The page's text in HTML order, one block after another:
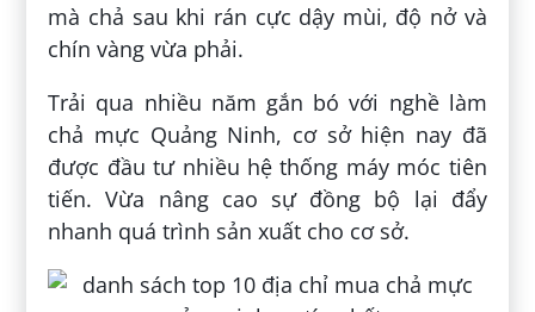
mà chả sau khi rán cực dậy mùi, độ nở và
chín vàng vừa phải.
Trải qua nhiều năm gắn bó với nghề làm
chả mực Quảng Ninh, cơ sở hiện nay đã
được đầu tư nhiều hệ thống máy móc tiên
tiến. Vừa nâng cao sự đồng bộ lại đẩy
nhanh quá trình sản xuất cho cơ sở.